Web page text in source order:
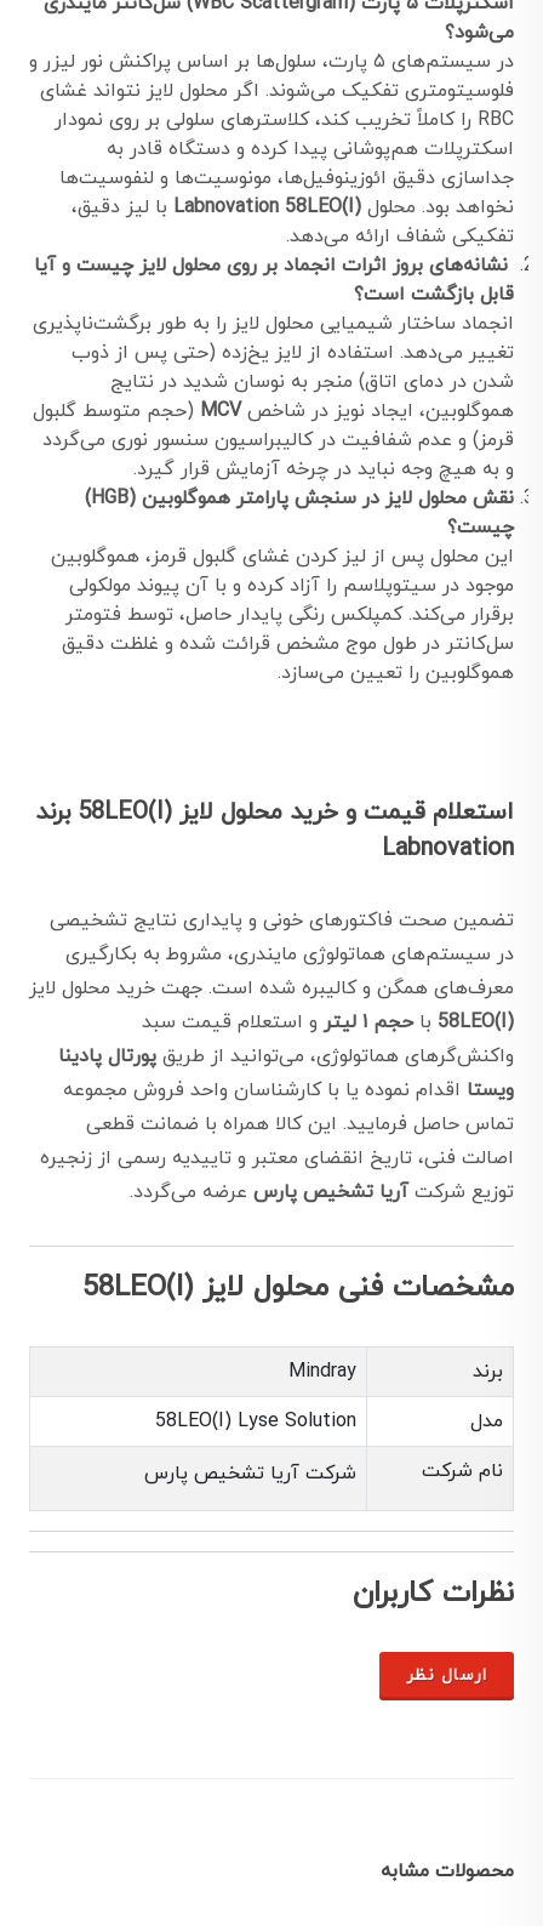
می‌شود؟
در سیستم‌های ۵ پارت، سلول‌ها بر اساس پراکنش نور لیزر و
فلوسیتومتری تفکیک می‌شوند. اگر محلول لایز نتواند غشای
RBC را کاملاً تخریب کند، کلاسترهای سلولی بر روی نمودار
اسکترپلات هم‌پوشانی پیدا کرده و دستگاه قادر به
جداسازی دقیق ائوزینوفیل‌ها، مونوسیت‌ها و لنفوسیت‌ها
نخواهد بود. محلول Labnovation 58LEO(I) با لیز دقیق،
تفکیکی شفاف ارائه می‌دهد.
نشانه‌های بروز اثرات انجماد بر روی محلول لایز چیست و آیا
قابل بازگشت است؟
انجماد ساختار شیمیایی محلول لایز را به طور برگشت‌ناپذیری
تغییر می‌دهد. استفاده از لایز یخ‌زده (حتی پس از ذوب
شدن در دمای اتاق) منجر به نوسان شدید در نتایج
هموگلوبین، ایجاد نویز در شاخصMCV (حجم متوسط گلبول
قرمز) و عدم شفافیت در کالیبراسیون سنسور نوری می‌گردد
و به هیچ وجه نباید در چرخه آزمایش قرار گیرد.
نقش محلول لایز در سنجش پارامتر هموگلوبین (HGB)
چیست؟
این محلول پس از لیز کردن غشای گلبول قرمز، هموگلوبین
موجود در سیتوپلاسم را آزاد کرده و با آن پیوند مولکولی
برقرار می‌کند. کمپلکس رنگی پایدار حاصل، توسط فتومتر
سل‌کانتر در طول موج مشخص قرائت شده و غلظت دقیق
هموگلوبین را تعیین می‌سازد.
استعلام قیمت و خرید محلول لایز (58LEO(I برند
Labnovation
تضمین صحت فاکتورهای خونی و پایداری نتایج تشخیصی
در سیستم‌های هماتولوژی مایندری، مشروط به بکارگیری
معرف‌های همگن و کالیبره شده است. جهت خرید محلول لایز
(58LEO(I
باحجم ۱ لیتر
و استعلام قیمت سبد
واکنش‌گرهای هماتولوژی، می‌توانید از طریق پورتال پادینا
ویستا اقدام نموده یا با کارشناسان واحد فروش مجموعه
تماس حاصل فرمایید. این کالا همراه با ضمانت قطعی
اصالت فنی، تاریخ انقضای معتبر و تاییدیه رسمی از زنجیره
توزیع شرکتآریا تشخیص پارس عرضه می‌گردد.
مشخصات فنی محلول لایز (58LEO(I
برند
Mindray
مدل
58LEO(I) Lyse Solution
نام شرکت
شرکت آریا تشخیص پارس
نظرات کاربران
ارسال نظر
محصولات مشابه